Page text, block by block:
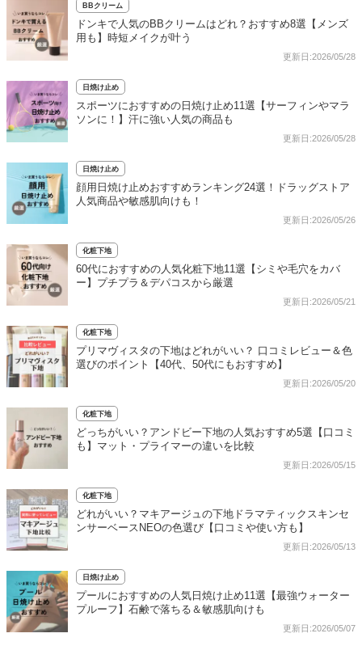
BBクリーム
ドンキで人気のBBクリームはどれ？おすすめ8選【メンズ
用も】時短メイクが叶う
更新日:2026/05/28
日焼け止め
スポーツにおすすめの日焼け止め11選【サーフィンやマラ
ソンに！】汗に強い人気の商品も
更新日:2026/05/28
日焼け止め
顔用日焼け止めおすすめランキング24選！ドラッグストア
人気商品や敏感肌向けも！
更新日:2026/05/26
化粧下地
60代におすすめの人気化粧下地11選【シミや毛穴をカバ
ー】プチプラ＆デパコスから厳選
更新日:2026/05/21
化粧下地
プリマヴィスタの下地はどれがいい？ 口コミレビュー＆色
選びのポイント【40代、50代にもおすすめ】
更新日:2026/05/20
化粧下地
どっちがいい？アンドビー下地の人気おすすめ5選【口コミ
も】マット・プライマーの違いを比較
更新日:2026/05/15
化粧下地
どれがいい？マキアージュの下地ドラマティックスキンセ
ンサーベースNEOの色選び【口コミや使い方も】
更新日:2026/05/13
日焼け止め
プールにおすすめの人気日焼け止め11選【最強ウォーター
プルーフ】石鹸で落ちる＆敏感肌向けも
更新日:2026/05/07